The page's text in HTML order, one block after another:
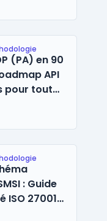
(PA) en 90
API
pour tout
et
: Guide
ISO 27001
ETI)